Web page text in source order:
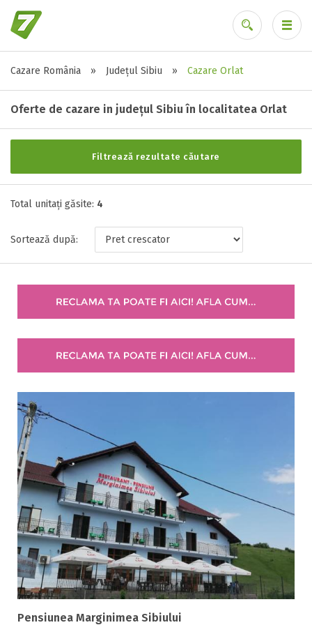
Cazare România » Județul Sibiu » Cazare Orlat
Oferte de cazare in județul Sibiu în localitatea Orlat
Filtrează rezultate căutare
Alte tipuri de unități
Toate tipurile de unitati de cazari
Complex turistic ( 1 )
Pensiune ( 2 )
Stele / margarete
Neclasificat
1 stea / margareta
3 stele / margarete
4 stele / margarete
5 stele / margarete
Selecteaza pretul
Pret: 0-
Facilități
Internet wireless
Parcare
Plata cu cardul
Restaurant
All inclusive
Pensiune completa
Demipensiune
Total unitați găsite: 4
Sortează după:
Pensiunea Marginimea Sibiului